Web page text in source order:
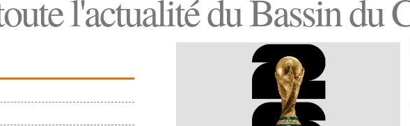
l'actualité du Bassin du